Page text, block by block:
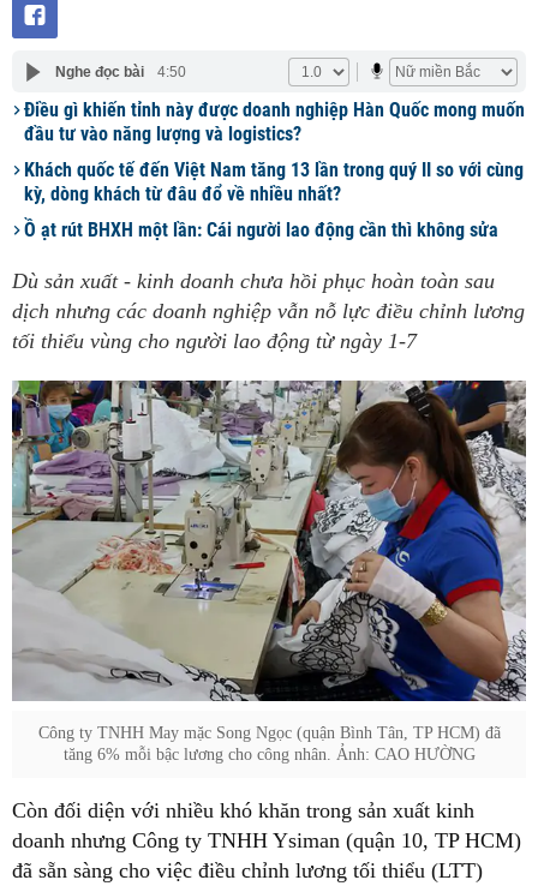
Nghe đọc bài 4:50
Điều gì khiến tỉnh này được doanh nghiệp Hàn Quốc mong muốn
đầu tư vào năng lượng và logistics?
Khách quốc tế đến Việt Nam tăng 13 lần trong quý II so với cùng
kỳ, dòng khách từ đâu đổ về nhiều nhất?
Ồ ạt rút BHXH một lần: Cái người lao động cần thì không sửa
Dù sản xuất - kinh doanh chưa hồi phục hoàn toàn sau
dịch nhưng các doanh nghiệp vẫn nỗ lực điều chỉnh lương
tối thiểu vùng cho người lao động từ ngày 1-7
Công ty TNHH May mặc Song Ngọc (quận Bình Tân, TP HCM) đã
tăng 6% mỗi bậc lương cho công nhân. Ảnh: CAO HƯỜNG
Còn đối diện với nhiều khó khăn trong sản xuất kinh
doanh nhưng Công ty TNHH Ysiman (quận 10, TP HCM)
đã sẵn sàng cho việc điều chỉnh lương tối thiểu (LTT)